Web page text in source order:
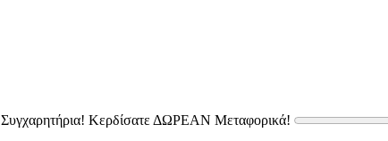
Συγχαρητήρια! Κερδίσατε ΔΩΡΕΑΝ Μεταφορικά!